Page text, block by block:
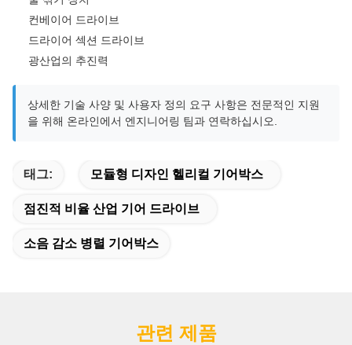
컨베이어 드라이브
드라이어 섹션 드라이브
광산업의 추진력
상세한 기술 사양 및 사용자 정의 요구 사항은 전문적인 지원
을 위해 온라인에서 엔지니어링 팀과 연락하십시오.
태그: 모듈형 디자인 헬리컬 기어박스
점진적 비율 산업 기어 드라이브
소음 감소 병렬 기어박스
관련 제품